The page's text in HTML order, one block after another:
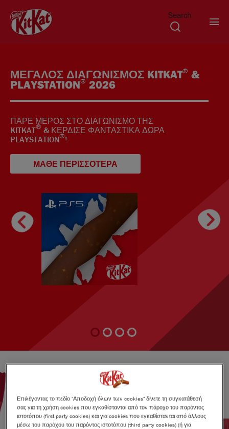
Search
ΜΕΓΑΛΟΣ ΔΙΑΓΩΝΙΣΜΟΣ KITKAT® &
PLAYSTATION® 2026
ΠΑΡΕ ΜΕΡΟΣ ΣΤΟ ΔΙΑΓΩΝΙΣΜΟ ΤΗΣ
KITKAT® & ΚΕΡΔΙΣΕ ΦΑΝΤΑΣΤΙΚΑ ΔΩΡΑ
PLAYSTATION®!
ΜΑΘΕ ΠΕΡΙΣΣΟΤΕΡΑ
1 2 3 4
Επιλέγοντας το πεδίο "Αποδοχή όλων των cookies" δίνετε τη συγκατάθεσή
σας για τη χρήση cookies που εγκαθίστανται από τον πάροχο του παρόντος
ιστοτόπου (first party cookies) και για cookies που εγκαθίστανται από άλλους
μέσω του παρόχου του παρόντος ιστοτόπου (third party cookies) (ή για